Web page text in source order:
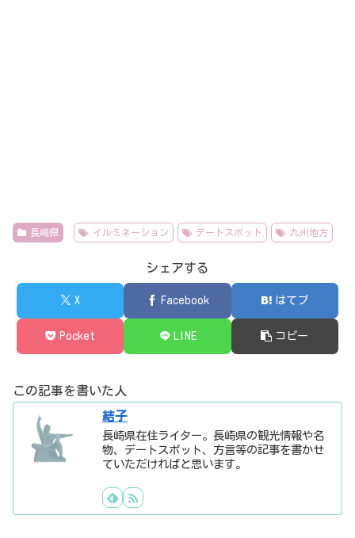
長崎県 イルミネーション デートスポット 九州地方
シェアする
X Facebook はてブ
Pocket LINE コピー
この記事を書いた人
結子
長崎県在住ライター。長崎県の観光情報や名
物、デートスポット、方言等の記事を書かせ
ていただければと思います。